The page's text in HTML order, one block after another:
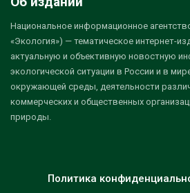
Национальное информационное
«Экология») — тематическое интернет-
актуальную и объективную новостную
экологической ситуации в России и в
окружающей среды, деятельности
коммерческих и общественных
природы.
Политика